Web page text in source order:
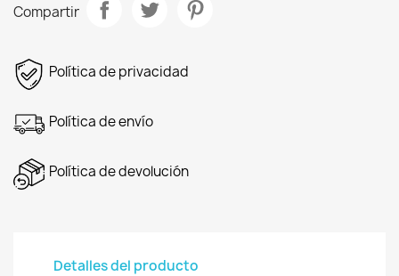
Compartir
Política de privacidad
Política de envío
Política de devolución
Detalles del producto